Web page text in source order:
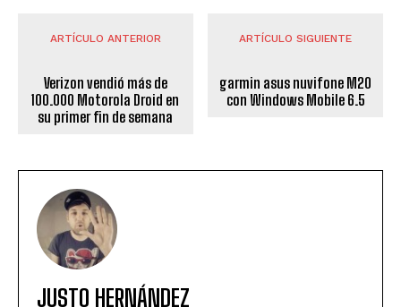
ARTÍCULO ANTERIOR
Verizon vendió más de
100.000 Motorola Droid en
su primer fin de semana
ARTÍCULO SIGUIENTE
garmin asus nuvifone M20
con Windows Mobile 6.5
JUSTO HERNÁNDEZ